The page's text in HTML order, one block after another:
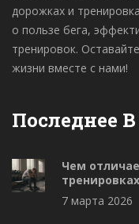
дорожках и
о пользе бега,
тренировок.
жизни вместе с нами!
Последнее
Чем
7 марта 2026